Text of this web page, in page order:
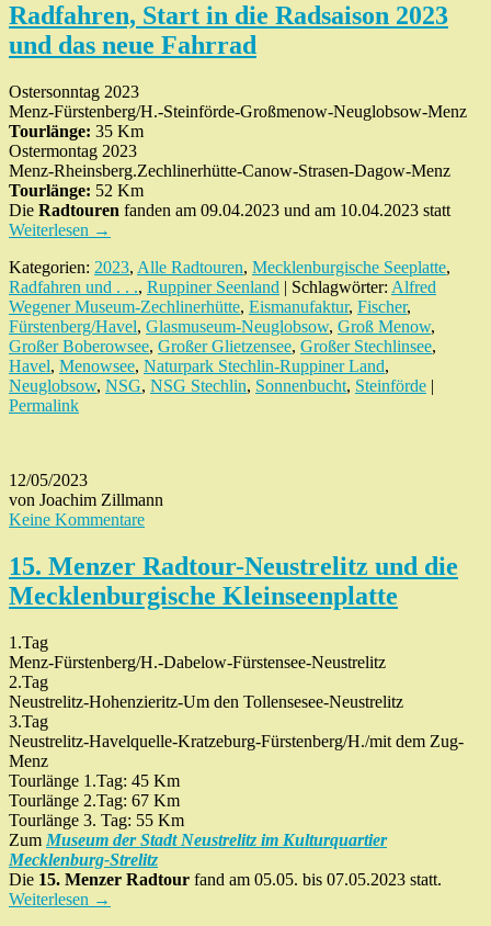
Radfahren, Start in die Radsaison 2023
und das neue Fahrrad
Ostersonntag 2023
Menz-Fürstenberg/H.-Steinförde-Großmenow-Neuglobsow-Menz
Tourlänge: 35 Km
Ostermontag 2023
Menz-Rheinsberg.Zechlinerhütte-Canow-Strasen-Dagow-Menz
Tourlänge: 52 Km
Die Radtouren fanden am 09.04.2023 und am 10.04.2023 statt
Weiterlesen →
Kategorien: 2023, Alle Radtouren, Mecklenburgische Seeplatte,
Radfahren und . . ., Ruppiner Seenland | Schlagwörter: Alfred
Wegener Museum-Zechlinerhütte, Eismanufaktur, Fischer,
Fürstenberg/Havel, Glasmuseum-Neuglobsow, Groß Menow,
Großer Boberowsee, Großer Glietzensee, Großer Stechlinsee,
Havel, Menowsee, Naturpark Stechlin-Ruppiner Land,
Neuglobsow, NSG, NSG Stechlin, Sonnenbucht, Steinförde |
Permalink
12/05/2023
von Joachim Zillmann
Keine Kommentare
15. Menzer Radtour-Neustrelitz und die
Mecklenburgische Kleinseenplatte
1.Tag
Menz-Fürstenberg/H.-Dabelow-Fürstensee-Neustrelitz
2.Tag
Neustrelitz-Hohenzieritz-Um den Tollensesee-Neustrelitz
3.Tag
Neustrelitz-Havelquelle-Kratzeburg-Fürstenberg/H./mit dem Zug-
Menz
Tourlänge 1.Tag: 45 Km
Tourlänge 2.Tag: 67 Km
Tourlänge 3. Tag: 55 Km
Zum Museum der Stadt Neustrelitz im Kulturquartier
Mecklenburg-Strelitz
Die 15. Menzer Radtour fand am 05.05. bis 07.05.2023 statt.
Weiterlesen →